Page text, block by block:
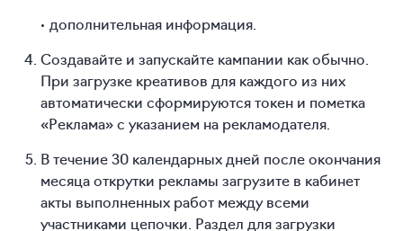
дополнительная информация.
Создавайте и запускайте кампании как обычно.
При загрузке креативов для каждого из них
автоматически сформируются токен и пометка
«Реклама» с указанием на рекламодателя.
В течение 30 календарных дней после окончания
месяца открутки рекламы загрузите в кабинет
акты выполненных работ между всеми
участниками цепочки. Раздел для загрузки